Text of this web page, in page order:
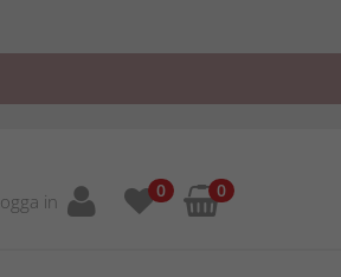
in 0 0